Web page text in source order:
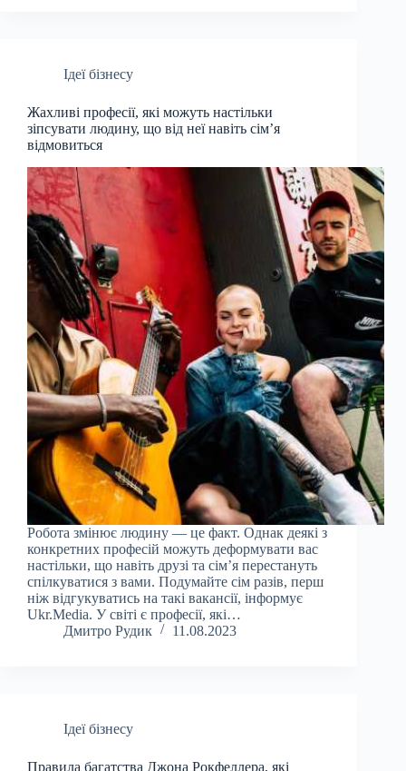
Ідеї бізнесу
Жахливі професії, які можуть настільки
зіпсувати людину, що від неї навіть сім’я
відмовиться
Робота змінює людину — це факт. Однак деякі з
конкретних професій можуть деформувати вас
настільки, що навіть друзі та сім’я перестануть
спілкуватися з вами. Подумайте сім разів, перш
ніж відгукуватись на такі вакансії, інформує
Ukr.Media. У світі є професії, які…
Дмитро Рудик
11.08.2023
Ідеї бізнесу
Правила багатства Джона Рокфеллера, які